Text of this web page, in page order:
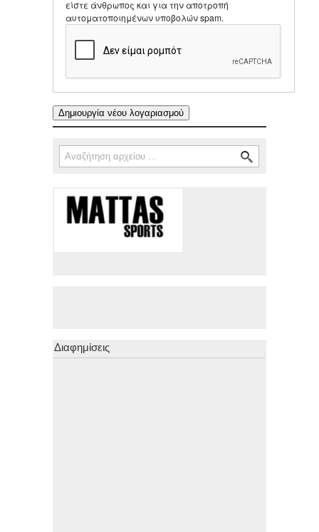
είστε άνθρωπος και για την αποτροπή
αυτοματοποιημένων υποβολών spam.
Φόρμα αναζήτησης
Αναζήτηση
Διαφημίσεις